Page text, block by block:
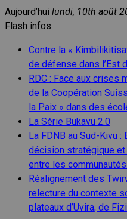
Aller
au
Aujourd’hui lundi, 10th août
Flash infos
Contre la «
de défense dans l’Est
RDC : Face aux crises
de la Coopération
la Paix » dans des
La Série Bukavu 2.0
La FDNB au Sud-Kivu
décision stratégique
entre les
Réalignement des
relecture du contexte
plateaux d’Uvira, de